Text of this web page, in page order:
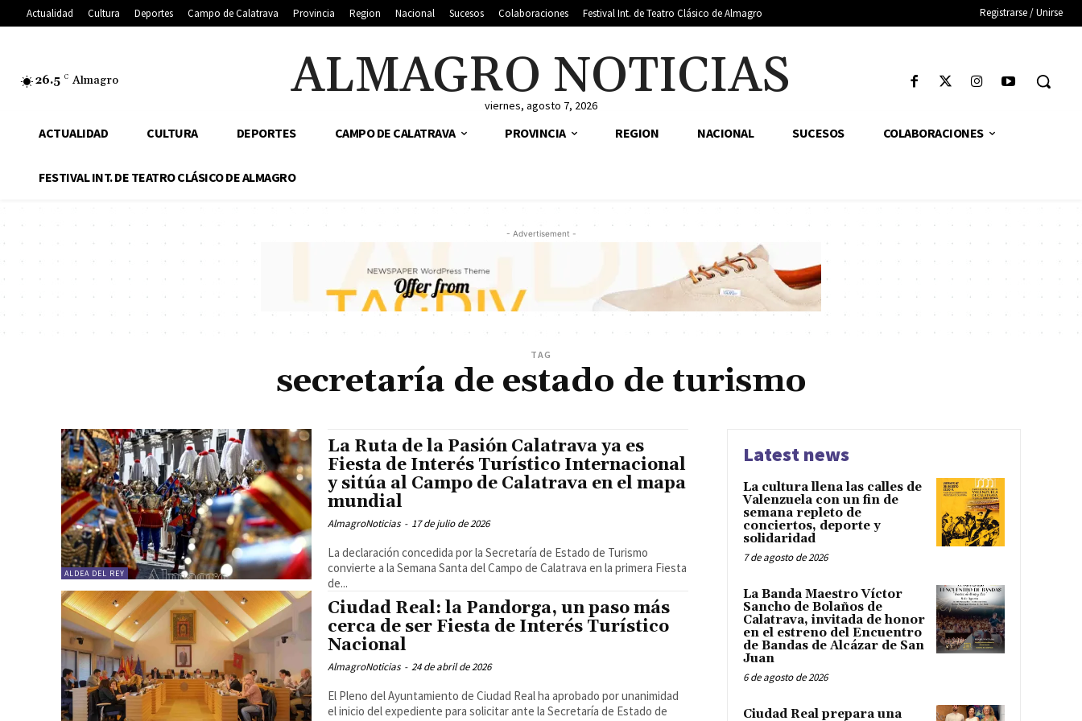
Actualidad Cultura Deportes Campo de Calatrava Provincia Region Nacional Sucesos Colaboraciones Festival Int. de Teatro Clásico de Almagro Registrarse / Unirse
26.5 C Almagro ALMAGRO NOTICIAS
viernes, agosto 7, 2026
ACTUALIDAD CULTURA DEPORTES CAMPO DE CALATRAVA PROVINCIA REGION NACIONAL SUCESOS COLABORACIONES
FESTIVAL INT. DE TEATRO CLÁSICO DE ALMAGRO
- Advertisement -
TAG
secretaría de estado de turismo
ALDEA DEL REY
La Ruta de la Pasión Calatrava ya es
Fiesta de Interés Turístico Internacional
y sitúa al Campo de Calatrava en el mapa
mundial
AlmagroNoticias - 17 de julio de 2026
La declaración concedida por la Secretaría de Estado de Turismo
convierte a la Semana Santa del Campo de Calatrava en la primera Fiesta
de...
Ciudad Real: la Pandorga, un paso más
cerca de ser Fiesta de Interés Turístico
Nacional
AlmagroNoticias - 24 de abril de 2026
El Pleno del Ayuntamiento de Ciudad Real ha aprobado por unanimidad
el inicio del expediente para solicitar ante la Secretaría de Estado de
Latest news
La cultura llena las calles de
Valenzuela con un fin de
semana repleto de
conciertos, deporte y
solidaridad
7 de agosto de 2026
La Banda Maestro Víctor
Sancho de Bolaños de
Calatrava, invitada de honor
en el estreno del Encuentro
de Bandas de Alcázar de San
Juan
6 de agosto de 2026
Ciudad Real prepara una